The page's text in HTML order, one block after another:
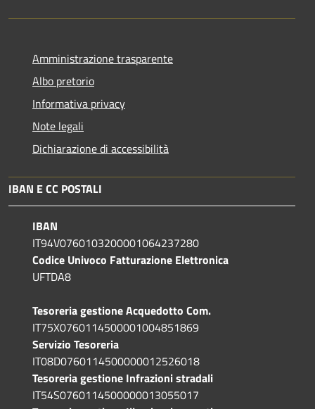
Amministrazione trasparente
Albo pretorio
Informativa privacy
Note legali
Dichiarazione di accessibilità
IBAN E CC POSTALI
IBAN
IT94V0760103200001064237280
Codice Univoco Fatturazione Elettronica
UFTDA8
Tesoreria gestione Acquedotto Com.
IT75X0760114500001004851869
Servizio Tesoreria
IT08D0760114500000012526018
Tesoreria gestione Infrazioni stradali
IT54S0760114500000013055017